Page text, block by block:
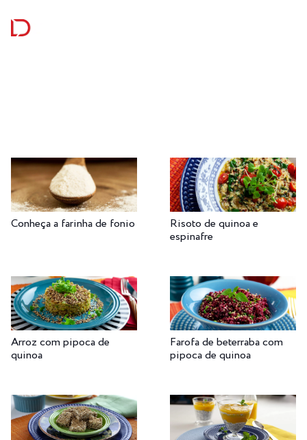
Conheça a farinha de fonio
Risoto de quinoa e
espinafre
Arroz com pipoca de
quinoa
Farofa de beterraba com
pipoca de quinoa